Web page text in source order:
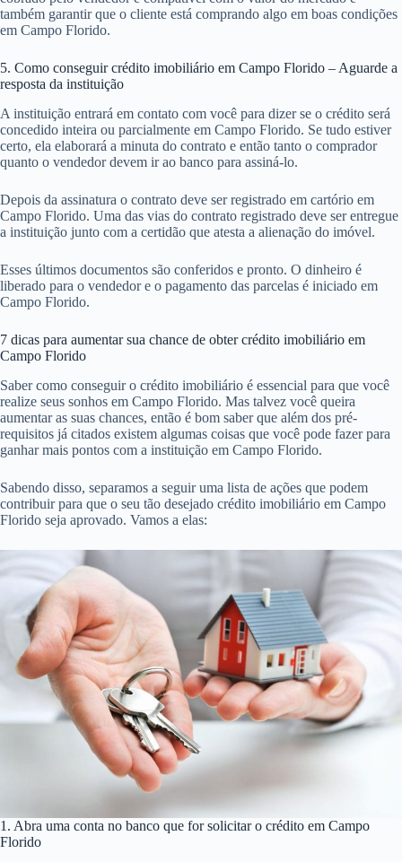
também garantir que o cliente está comprando algo em boas condições
em Campo Florido.
5. Como conseguir crédito imobiliário em Campo Florido – Aguarde a
resposta da instituição
A instituição entrará em contato com você para dizer se o crédito será
concedido inteira ou parcialmente em Campo Florido. Se tudo estiver
certo, ela elaborará a minuta do contrato e então tanto o comprador
quanto o vendedor devem ir ao banco para assiná-lo.
Depois da assinatura o contrato deve ser registrado em cartório em
Campo Florido. Uma das vias do contrato registrado deve ser entregue
a instituição junto com a certidão que atesta a alienação do imóvel.
Esses últimos documentos são conferidos e pronto. O dinheiro é
liberado para o vendedor e o pagamento das parcelas é iniciado em
Campo Florido.
7 dicas para aumentar sua chance de obter crédito imobiliário em
Campo Florido
Saber como conseguir o crédito imobiliário é essencial para que você
realize seus sonhos em Campo Florido. Mas talvez você queira
aumentar as suas chances, então é bom saber que além dos pré-
requisitos já citados existem algumas coisas que você pode fazer para
ganhar mais pontos com a instituição em Campo Florido.
Sabendo disso, separamos a seguir uma lista de ações que podem
contribuir para que o seu tão desejado crédito imobiliário em Campo
Florido seja aprovado. Vamos a elas:
1. Abra uma conta no banco que for solicitar o crédito em Campo
Florido